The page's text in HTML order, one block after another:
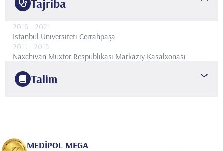
Tajriba
2016 - 2021
Istanbul Universiteti Cerrahpaşa
2011 - 2015
Naxchivan Muxtor Respublikasi Markaziy Kasalxonasi
Talim
MEDİPOL MEGA